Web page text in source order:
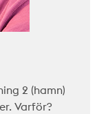
2 (hamn)
Varför?